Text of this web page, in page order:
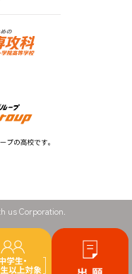
us Corporation.